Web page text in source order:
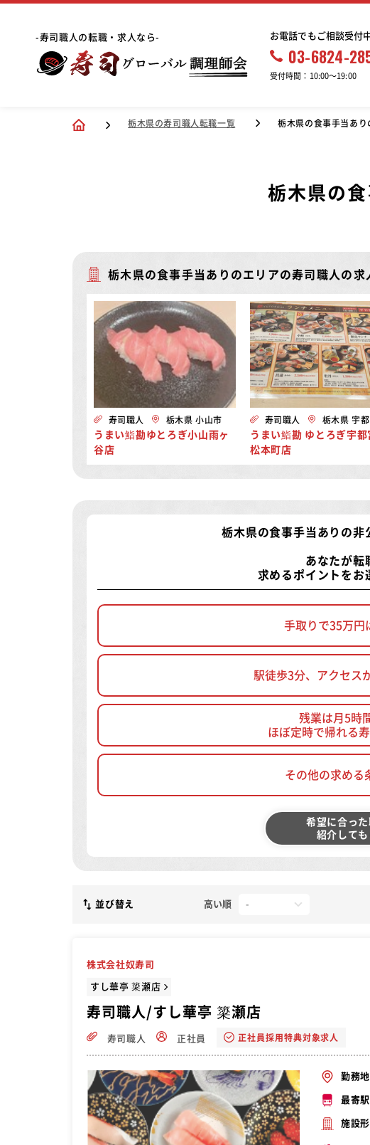
-寿司職人の転職・求人なら- お電話でもご相談受付
03-6824-
受付時間：10:00〜19:00
栃木県の寿司職人転職一覧 栃木県の食事手当あ
栃木県の
栃木県の食事手当ありのエリアの寿司職人の求
寿司職人 栃木県 小山市
うまい鮨勘ゆとろぎ小山雨ヶ
谷店
寿司職人 栃木県 宇
うまい鮨勘 ゆとろぎ宇都
松本町店
栃木県の食事手当ありの非
あなたが転
求めるポイントをお
手取りで35万
駅徒歩3分、アクセス
残業は月5時
ほぼ定時で帰れる
その他の求める
希望に合った
紹介しても
並び替え 高い順
株式会社奴寿司
すし華亭 簗瀬店
寿司職人/すし華亭 簗瀬店
寿司職人 正社員 正社員採用特典対象求人
勤務地
最寄駅
施設